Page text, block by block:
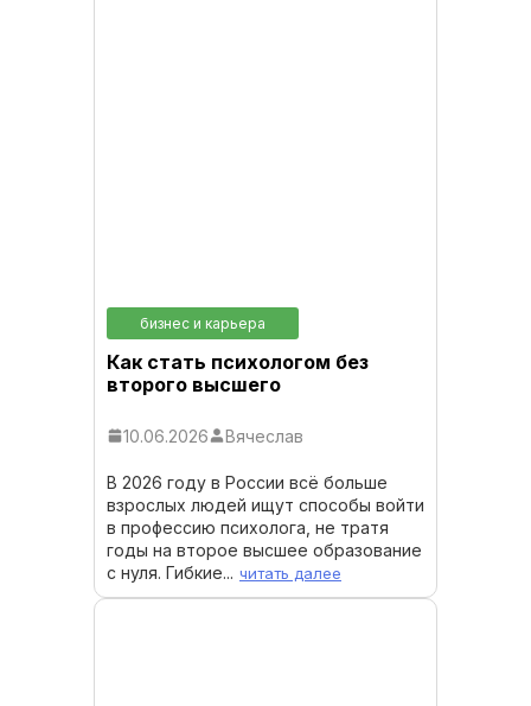
бизнес и карьера
Как стать психологом без
второго высшего
10.06.2026 Вячеслав
В 2026 году в России всё больше
взрослых людей ищут способы войти
в профессию психолога, не тратя
годы на второе высшее образование
с нуля. Гибкие... читать далее